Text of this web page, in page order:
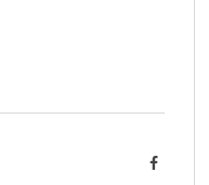
Facebook